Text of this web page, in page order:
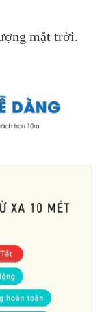
mặt trời.